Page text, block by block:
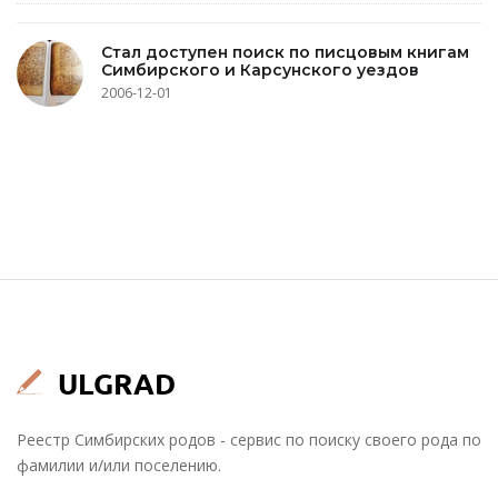
Стал доступен поиск по писцовым книгам
Симбирского и Карсунского уездов
2006-12-01
Реестр Симбирских родов - сервис по поиску своего рода по
фамилии и/или поселению.